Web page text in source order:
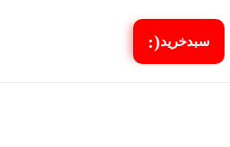
سبد‌خرید(: